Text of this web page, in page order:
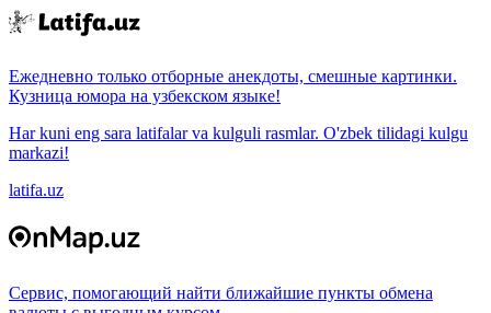
Ежедневно только отборные анекдоты, смешные картинки.
Кузница юмора на узбекском языке!
Har kuni eng sara latifalar va kulguli rasmlar. O'zbek tilidagi kulgu
markazi!
latifa.uz
Сервис, помогающий найти ближайшие пункты обмена